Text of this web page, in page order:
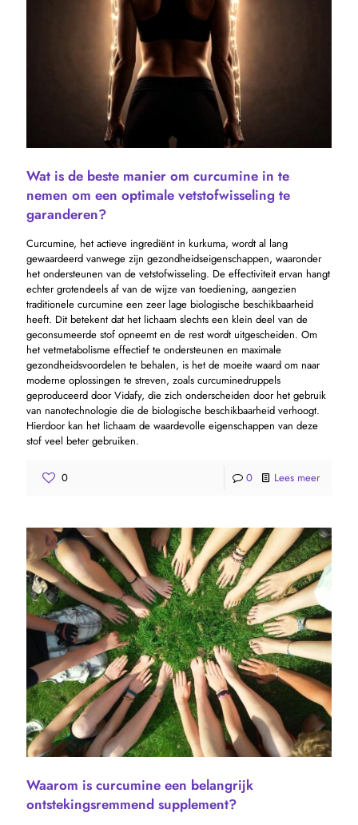
Wat is de beste manier om curcumine in te
nemen om een ​​optimale vetstofwisseling te
garanderen?
Curcumine, het actieve ingrediënt in kurkuma, wordt al lang
gewaardeerd vanwege zijn gezondheidseigenschappen, waaronder
het ondersteunen van de vetstofwisseling. De effectiviteit ervan hangt
echter grotendeels af van de wijze van toediening, aangezien
traditionele curcumine een zeer lage biologische beschikbaarheid
heeft. Dit betekent dat het lichaam slechts een klein deel van de
geconsumeerde stof opneemt en de rest wordt uitgescheiden. Om
het vetmetabolisme effectief te ondersteunen en maximale
gezondheidsvoordelen te behalen, is het de moeite waard om naar
moderne oplossingen te streven, zoals curcuminedruppels
geproduceerd door Vidafy, die zich onderscheiden door het gebruik
van nanotechnologie die de biologische beschikbaarheid verhoogt.
Hierdoor kan het lichaam de waardevolle eigenschappen van deze
stof veel beter gebruiken.
0 0 Lees meer
Waarom is curcumine een belangrijk
ontstekingsremmend supplement?